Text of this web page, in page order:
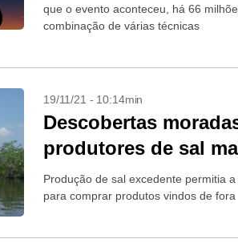
que o evento aconteceu, há 66
combinação de várias técnicas
19/11/21 - 10:14min
Descobertas
produtores de sal
Produção de sal excedente permitia
para comprar produtos vindos de fora